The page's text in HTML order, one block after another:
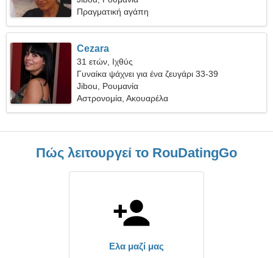
Πραγματική αγάπη
Cezara
31 ετών, Ιχθύς
Γυναίκα ψάχνει για ένα ζευγάρι 33-39
Jibou, Ρουμανία
Αστρονομία, Ακουαρέλα
Πώς λειτουργεί το RouDatingGo
Ελα μαζί μας